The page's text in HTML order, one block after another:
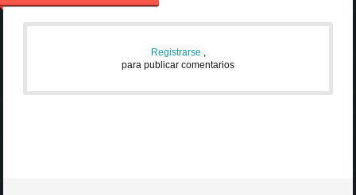
Registrarse ,
para publicar comentarios